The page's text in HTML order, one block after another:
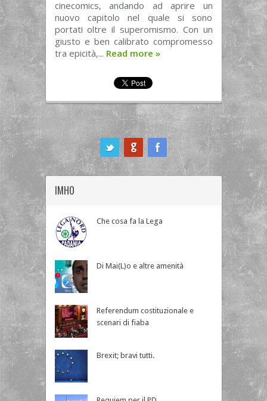
cinecomics, andando ad aprire un
nuovo capitolo nel quale si sono
portati oltre il superomismo. Con un
giusto e ben calibrato compromesso
tra epicità,... Read more »
IMHO
Che cosa fa la Lega
Di Mai(L)o e altre amenità
Referendum costituzionale e
scenari di fiaba
Brexit; bravi tutti.